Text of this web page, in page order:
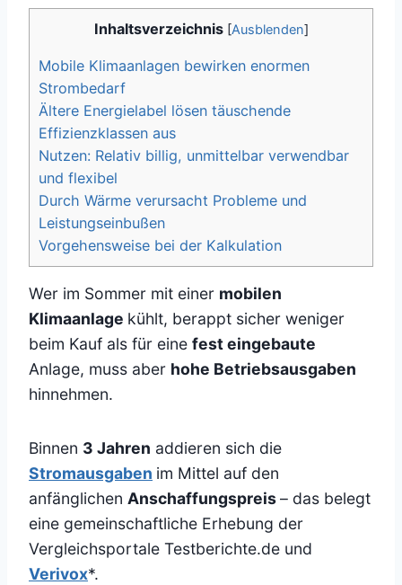
Inhaltsverzeichnis [Ausblenden]
Mobile Klimaanlagen bewirken enormen
Strombedarf
Ältere Energielabel lösen täuschende
Effizienzklassen aus
Nutzen: Relativ billig, unmittelbar verwendbar
und flexibel
Durch Wärme verursacht Probleme und
Leistungseinbußen
Vorgehensweise bei der Kalkulation
Wer im Sommer mit einer mobilen
Klimaanlage kühlt, berappt sicher weniger
beim Kauf als für eine fest eingebaute
Anlage, muss aber hohe Betriebsausgaben
hinnehmen.
Binnen 3 Jahren addieren sich die
Stromausgaben im Mittel auf den
anfänglichen Anschaffungspreis– das belegt
eine gemeinschaftliche Erhebung der
Vergleichsportale Testberichte.de und
Verivox*.